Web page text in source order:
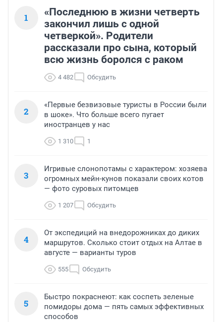
1
«Последнюю в жизни четверть
закончил лишь с одной
четверкой». Родители
рассказали про сына, который
всю жизнь боролся с раком
4 482 Обсудить
2
«Первые безвизовые туристы в России были
в шоке». Что больше всего пугает
иностранцев у нас
1 310 1
3
Игривые слонопотамы с характером: хозяева
огромных мейн-кунов показали своих котов
— фото суровых питомцев
1 207 Обсудить
4
От экспедиций на внедорожниках до диких
маршрутов. Сколько стоит отдых на Алтае в
августе — варианты туров
555 Обсудить
5
Быстро покраснеют: как соспеть зеленые
помидоры дома — пять самых эффективных
способов